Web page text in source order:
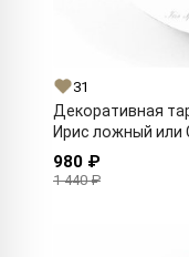
31
Декоративная
Ирис ложный или
980 ₽
1 440 ₽